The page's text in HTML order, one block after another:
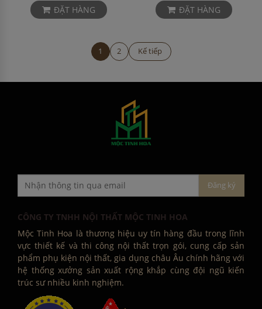
ĐẶT HÀNG ĐẶT HÀNG
1 2 Kế tiếp
CÔNG TY TNHH NỘI THẤT MỘC TINH HOA
Mộc Tinh Hoa là thương hiệu uy tín hàng đầu trong lĩnh
vực thiết kế và thi công nội thất trọn gói, cung cấp sản
phẩm phụ kiện nội thất, gia dụng châu Âu chính hãng với
hệ thống xưởng sản xuất rộng khắp cùng đội ngũ kiến
trúc sư nhiều kinh nghiệm.